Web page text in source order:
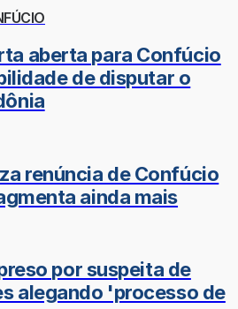
aberta para Confúcio
de disputar o
renúncia de Confúcio
ainda mais
por suspeita de
alegando 'processo de